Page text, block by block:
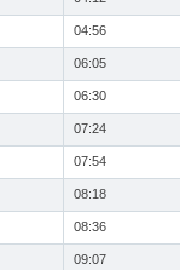
04:56
06:05
06:30
07:24
07:54
08:18
08:36
09:07